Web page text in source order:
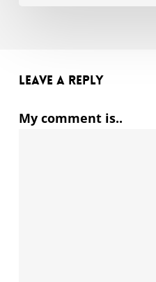
Leave a Reply
My comment is..